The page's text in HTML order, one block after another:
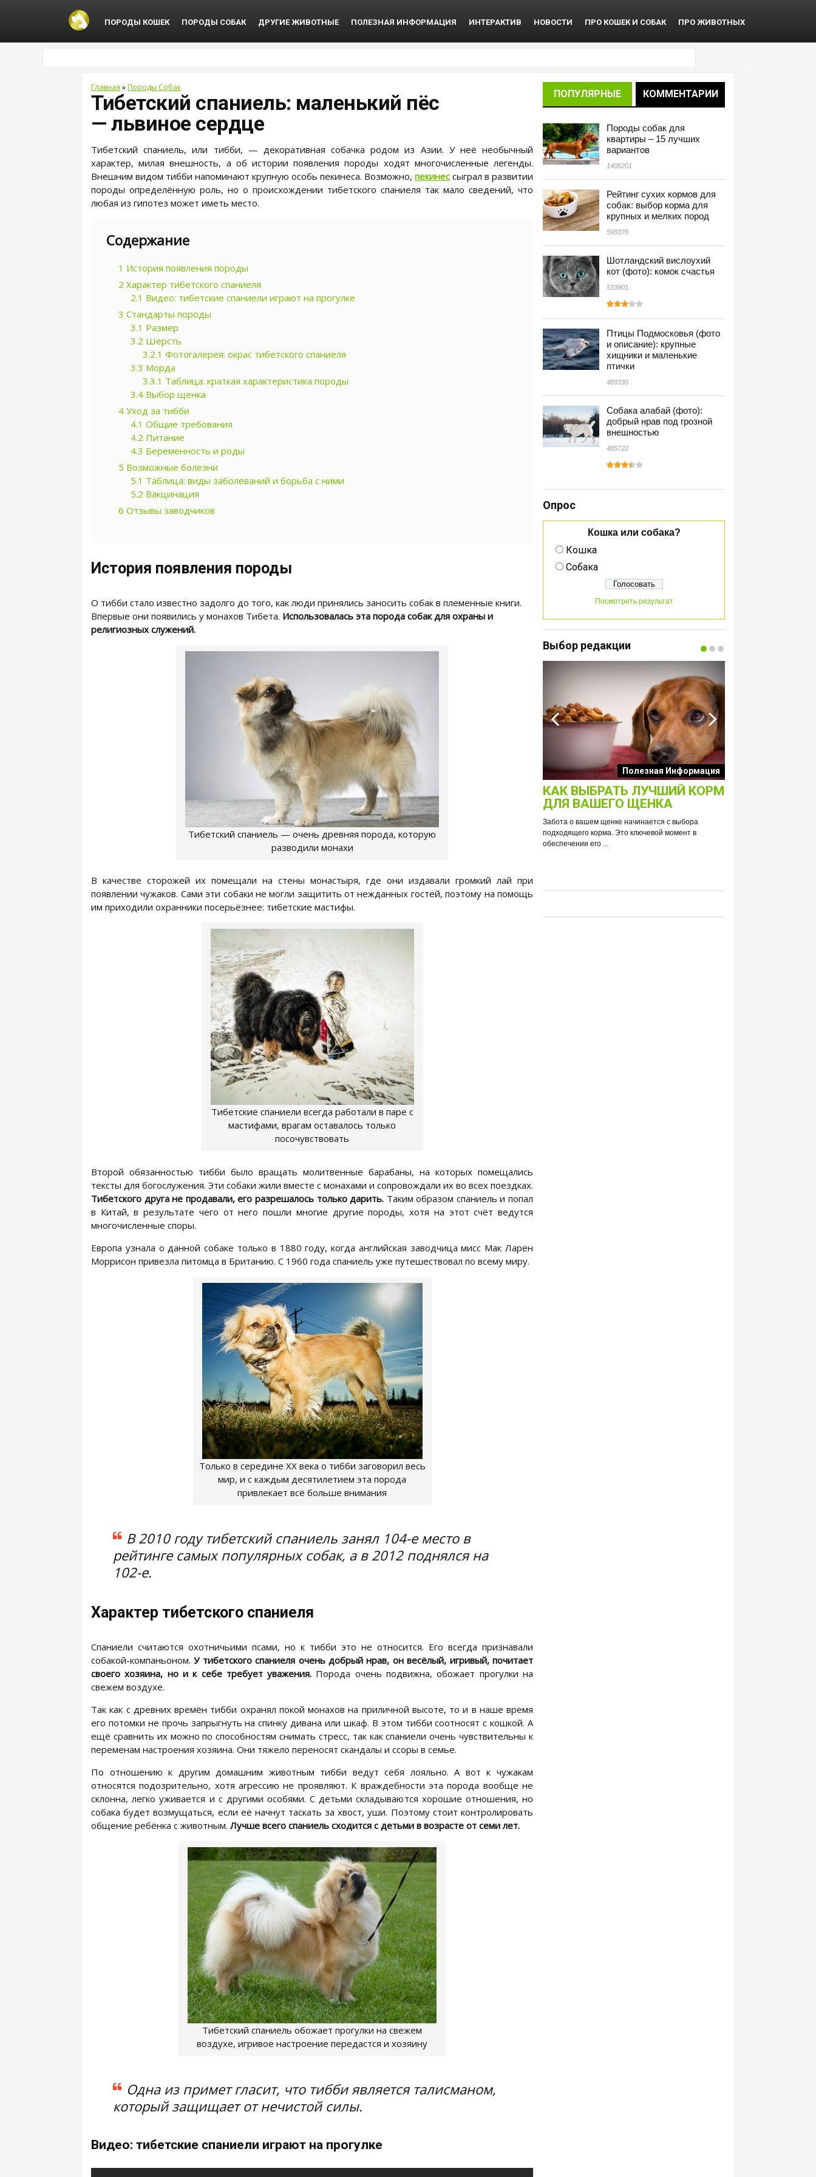
ПОРОДЫ КОШЕК ПОРОДЫ СОБАК ДРУГИЕ ЖИВОТНЫЕ ПОЛЕЗНАЯ ИНФОРМАЦИЯ ИНТЕРАКТИВ НОВОСТИ ПРО КОШЕК И СОБАК ПРО ЖИВОТНЫХ
Главная »Породы Собак
Тибетский спаниель: маленький пёс
— львиное сердце
Тибетский спаниель, или тибби, — декоративная собачка родом из Азии. У неё необычный
характер, милая внешность, а об истории появления породы ходят многочисленные легенды.
Внешним видом тибби напоминают крупную особь пекинеса. Возможно, пекинес сыграл в развитии
породы определённую роль, но о происхождении тибетского спаниеля так мало сведений, что
любая из гипотез может иметь место.
Содержание
1 История появления породы
2 Характер тибетского спаниеля
2.1 Видео: тибетские спаниели играют на прогулке
3 Стандарты породы
3.1 Размер
3.2 Шерсть
3.2.1 Фотогалерея: окрас тибетского спаниеля
3.3 Морда
3.3.1 Таблица: краткая характеристика породы
3.4 Выбор щенка
4 Уход за тибби
4.1 Общие требования
4.2 Питание
4.3 Беременность и роды
5 Возможные болезни
5.1 Таблица: виды заболеваний и борьба с ними
5.2 Вакцинация
6 Отзывы заводчиков
История появления породы
О тибби стало известно задолго до того, как люди принялись заносить собак в племенные книги.
Впервые они появились у монахов Тибета. Использовалась эта порода собак для охраны и
религиозных служений.
Тибетский спаниель — очень древняя порода, которую
разводили монахи
В качестве сторожей их помещали на стены монастыря, где они издавали громкий лай при
появлении чужаков. Сами эти собаки не могли защитить от нежданных гостей, поэтому на помощь
им приходили охранники посерьёзнее: тибетские мастифы.
Тибетские спаниели всегда работали в паре с
мастифами, врагам оставалось только
посочувствовать
Второй обязанностью тибби было вращать молитвенные барабаны, на которых помещались
тексты для богослужения. Эти собаки жили вместе с монахами и сопровождали их во всех поездках.
Тибетского друга не продавали, его разрешалось только дарить. Таким образом спаниель и попал
в Китай, в результате чего от него пошли многие другие породы, хотя на этот счёт ведутся
многочисленные споры.
Европа узнала о данной собаке только в 1880 году, когда английская заводчица мисс Мак Ларен
Моррисон привезла питомца в Британию. С 1960 года спаниель уже путешествовал по всему миру.
Только в середине XX века о тибби заговорил весь
мир, и с каждым десятилетием эта порода
привлекает всё больше внимания
В 2010 году тибетский спаниель занял 104-е место в
рейтинге самых популярных собак, а в 2012 поднялся на
102-е.
Характер тибетского спаниеля
Спаниели считаются охотничьими псами, но к тибби это не относится. Его всегда признавали
собакой-компаньоном.У тибетского спаниеля очень добрый нрав, он весёлый, игривый, почитает
своего хозяина, но и к себе требует уважения. Порода очень подвижна, обожает прогулки на
свежем воздухе.
Так как с древних времён тибби охранял покой монахов на приличной высоте, то и в наше время
его потомки не прочь запрыгнуть на спинку дивана или шкаф. В этом тибби соотносят с кошкой. А
ещё сравнить их можно по способностям снимать стресс, так как спаниели очень чувствительны к
переменам настроения хозяина. Они тяжело переносят скандалы и ссоры в семье.
По отношению к другим домашним животным тибби ведут себя лояльно. А вот к чужакам
относятся подозрительно, хотя агрессию не проявляют. К враждебности эта порода вообще не
склонна, легко уживается и с другими особями. С детьми складываются хорошие отношения, но
собака будет возмущаться, если её начнут таскать за хвост, уши. Поэтому стоит контролировать
общение ребёнка с животным. Лучше всего спаниель сходится с детьми в возрасте от семи лет.
Тибетский спаниель обожает прогулки на свежем
воздухе, игривое настроение передастся и хозяину
Одна из примет гласит, что тибби является талисманом,
который защищает от нечистой силы.
Видео: тибетские спаниели играют на прогулке
ПОПУЛЯРНЫЕ КОММЕНТАРИИ
Породы собак для
квартиры – 15 лучших
вариантов
1406201
Рейтинг сухих кормов для
собак: выбор корма для
крупных и мелких пород
598376
Шотландский вислоухий
кот (фото): комок счастья
533901
Птицы Подмосковья (фото
и описание): крупные
хищники и маленькие
птички
489335
Собака алабай (фото):
добрый нрав под грозной
внешностью
485722
Опрос
Кошка или собака?
Кошка
Собака
Посмотреть результат
Выбор редакции
Интересные подборки про кошек и
собак
ОБЗОР ПОЛНОРАЦИОННОГО
КОРМА ДЛЯ СОБАК NUTRO:
ИЗУЧАЕМ СОСТАВ НОВОГО
ПРЕМИУМ-БРЕНДА
Полезная Информация
КАК ВЫБРАТЬ ЛУЧШИЙ КОРМ
ДЛЯ ВАШЕГО ЩЕНКА
Забота о вашем щенке начинается с выбора
подходящего корма. Это ключевой момент в
обеспечении его ...